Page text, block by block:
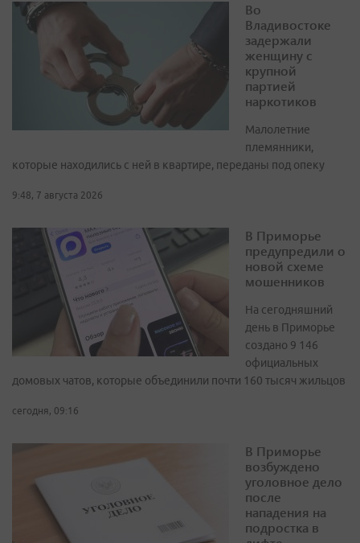
Во
Владивостоке
задержали
женщину с
крупной
партией
наркотиков
Малолетние
племянники,
которые находились с ней в квартире, переданы под опеку
9:48, 7 августа 2026
В Приморье
предупредили о
новой схеме
мошенников
На сегодняшний
день в Приморье
создано 9 146
официальных
домовых чатов, которые объединили почти 160 тысяч жильцов
сегодня, 09:16
В Приморье
возбуждено
уголовное дело
после
нападения на
подростка в